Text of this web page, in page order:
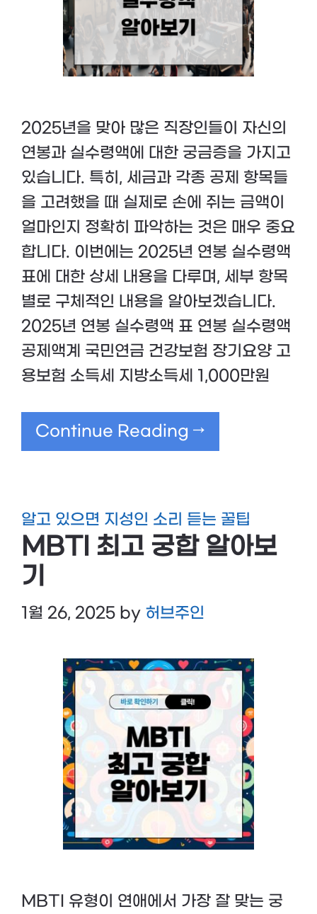
2025년을 맞아 많은 직장인들이 자신의
연봉과 실수령액에 대한 궁금증을 가지고
있습니다. 특히, 세금과 각종 공제 항목들
을 고려했을 때 실제로 손에 쥐는 금액이
얼마인지 정확히 파악하는 것은 매우 중요
합니다. 이번에는 2025년 연봉 실수령액
표에 대한 상세 내용을 다루며, 세부 항목
별로 구체적인 내용을 알아보겠습니다.
2025년 연봉 실수령액 표 연봉 실수령액
공제액계 국민연금 건강보험 장기요양 고
용보험 소득세 지방소득세 1,000만원
Continue Reading →
알고 있으면 지성인 소리 듣는 꿀팁
MBTI 최고 궁합 알아보
기
1월 26, 2025 by 허브주인
MBTI 유형이 연애에서 가장 잘 맞는 궁